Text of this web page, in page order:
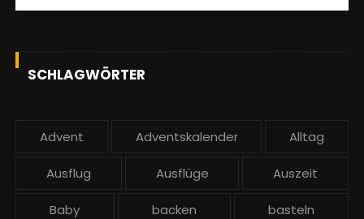
SCHLAGWÖRTER
Advent Adventskalender Alltag
Ausflug Ausflüge Auszeit
Baby backen basteln